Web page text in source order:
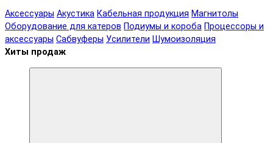
Аксессуары Акустика Кабельная продукция Магнитолы
Оборудование для катеров Подиумы и короба Процессоры и
аксессуары Сабвуферы Усилители Шумоизоляция
Хиты продаж